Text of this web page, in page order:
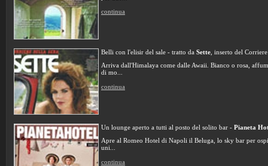
continua
Belli con l'elisir del sale - tratto da Sette , inserto del
Arriva dall'Himalaya come dalle Awaii. Bianco o rosa,
di mo...
continua
Un lounge aperto a tutti al posto del solito bar - Pianeta
Apre al Romeo Hotel di Napoli il Beluga, lo sky bar per
uni...
continua